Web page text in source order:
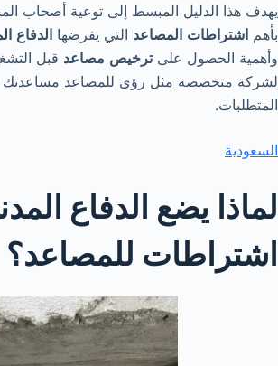
يهدف هذا الدليل المبسط إلى توعية أصحاب
بأهم اشتراطات المصاعد التي يفرضها الدفاع
وأهمية الحصول علىترخيص مصاعد قبل
لشركة متخصصة مثل رؤى للمصاعد مساعدتك
المتطلبات.
السعودية
لماذا يضع الدفاع
اشتراطات للمصاعد؟